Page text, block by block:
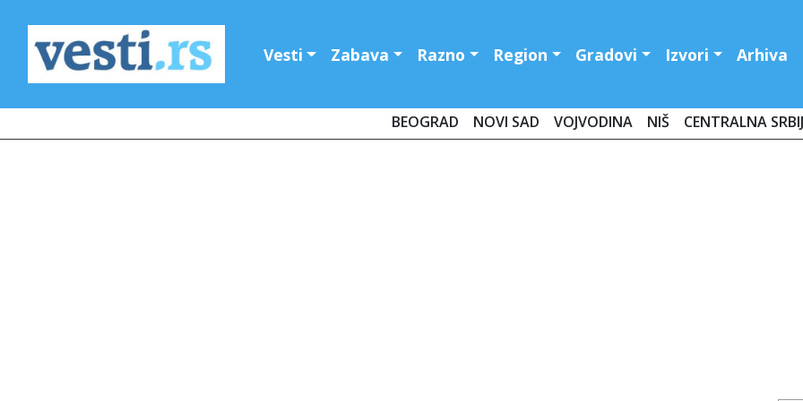
Vesti Zabava Razno Region Gradovi Izvori Arhiva
BEOGRAD NOVI SAD VOJVODINA NIŠ CENTRALNA